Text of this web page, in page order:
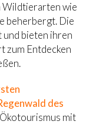
Wildtierarten wie
beherbergt. Die
und bieten ihren
zum Entdecken
des
mit